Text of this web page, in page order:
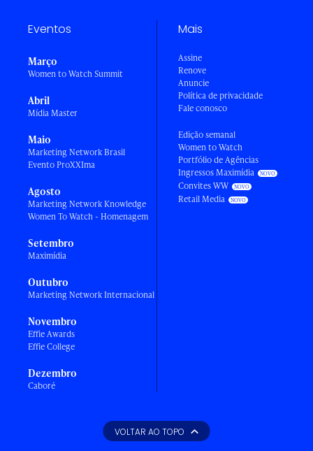
Eventos
Março
Women to Watch Summit
Abril
Mídia Master
Maio
Marketing Network Brasil
Evento ProXXIma
Agosto
Marketing Network Knowledge
Women To Watch - Homenagem
Setembro
Maximídia
Outubro
Marketing Network Internacional
Novembro
Effie Awards
Effie College
Dezembro
Caboré
Mais
Assine
Renove
Anuncie
Política de privacidade
Fale conosco
Edição semanal
Women to Watch
Portfólio de Agências
Ingressos Maximídia
Convites WW
Retail Media
VOLTAR AO TOPO